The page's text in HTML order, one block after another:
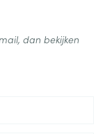
dan bekijken